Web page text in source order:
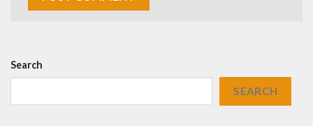
Search
SEARCH